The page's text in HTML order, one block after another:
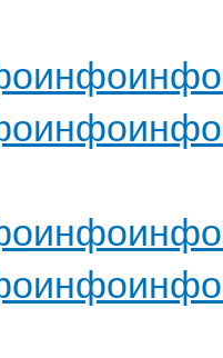
инфоинфо
инфоинфо
инфоинфо
инфоинфо